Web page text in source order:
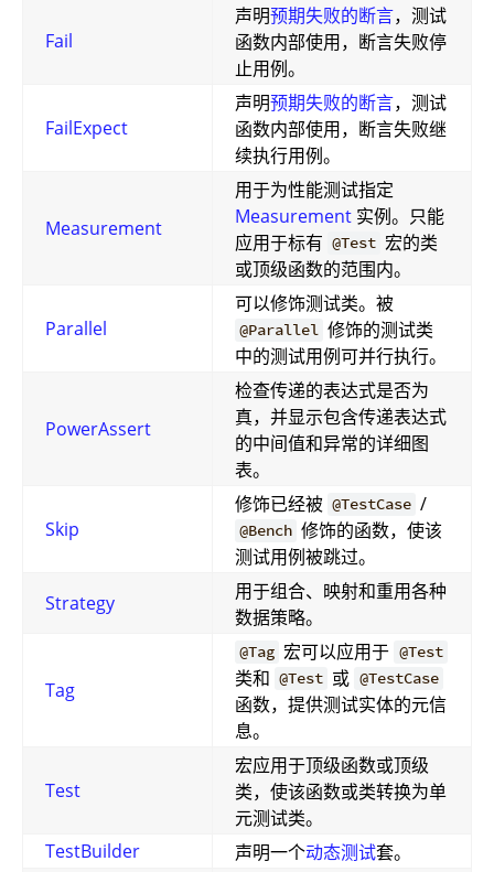
Fail
声明预期失败的断言，测试
函数内部使用，断言失败停
止用例。
FailExpect
声明预期失败的断言，测试
函数内部使用，断言失败继
续执行用例。
Measurement
用于为性能测试指定
Measurement 实例。只能
应用于标有 @Test 宏的类
或顶级函数的范围内。
Parallel
可以修饰测试类。被
@Parallel 修饰的测试类
中的测试用例可并行执行。
PowerAssert
检查传递的表达式是否为
真，并显示包含传递表达式
的中间值和异常的详细图
表。
Skip
修饰已经被 @TestCase /
@Bench 修饰的函数，使该
测试用例被跳过。
Strategy
用于组合、映射和重用各种
数据策略。
Tag
@Tag 宏可以应用于 @Test
类和 @Test 或 @TestCase
函数，提供测试实体的元信
息。
Test
宏应用于顶级函数或顶级
类，使该函数或类转换为单
元测试类。
TestBuilder
声明一个动态测试套。